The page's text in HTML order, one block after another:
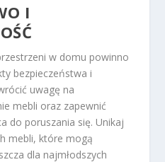
I
w domu powinno
bezpieczeństwa i
uwagę na
mebli oraz zapewnić
do poruszania się. Unikaj
mebli, które mogą
dla najmłodszych